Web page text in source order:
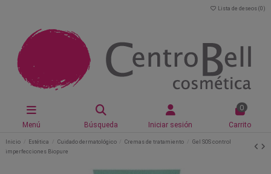
Lista de deseos (0 )
Menú Búsqueda Iniciar sesión
0
Carrito
Inicio Estética Cuidado dermatológico Cremas de tratamiento
Gel SOS control
imperfecciones Biopure